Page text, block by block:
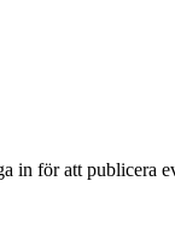
in för att publicera